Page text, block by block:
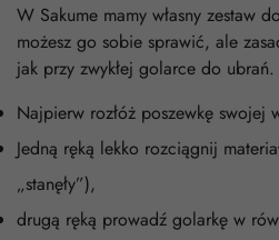
W Sakume mamy własny zestaw
możesz go sobie sprawić, ale
jak przy zwykłej golarce do ubrań.
Najpierw rozłóż poszewkę swojej
Jedną ręką lekko rozciągnij
„stanęły”),
drugą ręką prowadź golarkę w